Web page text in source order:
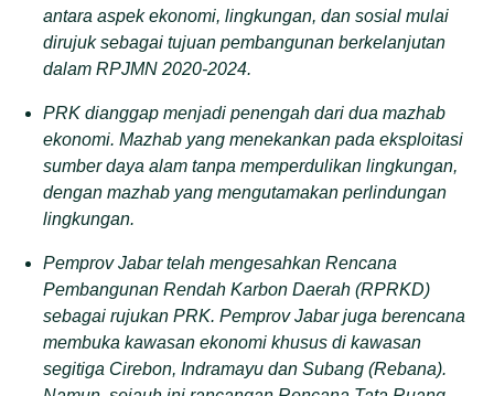
antara aspek ekonomi, lingkungan, dan sosial mulai
dirujuk sebagai tujuan pembangunan berkelanjutan
dalam RPJMN 2020-2024.
PRK dianggap menjadi penengah dari dua mazhab
ekonomi. Mazhab yang menekankan pada eksploitasi
sumber daya alam tanpa memperdulikan lingkungan,
dengan mazhab yang mengutamakan perlindungan
lingkungan.
Pemprov Jabar telah mengesahkan Rencana
Pembangunan Rendah Karbon Daerah (RPRKD)
sebagai rujukan PRK. Pemprov Jabar juga berencana
membuka kawasan ekonomi khusus di kawasan
segitiga Cirebon, Indramayu dan Subang (Rebana).